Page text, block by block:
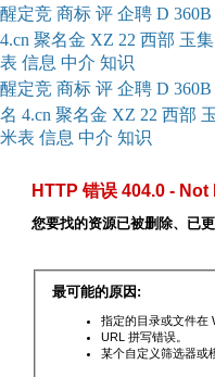
醒定竞 商标 评 企聘 D 360B
4.cn 聚名金 XZ 22 西部 玉集
表 信息 中介 知识